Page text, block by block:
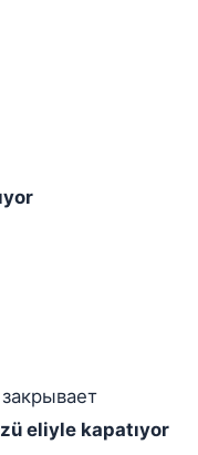
eliyle kapatıyor